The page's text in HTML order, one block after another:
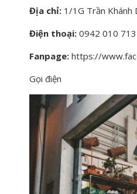
Địa chỉ: 1/1G Trần Khánh
Điện thoại: 0942 010 713
Fanpage: https://
Gọi điện